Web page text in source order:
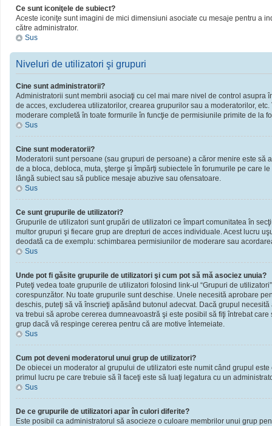
Ce sunt iconiţele de subiect?
Aceste iconiţe sunt imagini de mici dimensiuni asociate cu mesaje pentru a
către administrator.
Sus
Niveluri de utilizatori şi grupuri
Cine sunt administratorii?
Administratorii sunt membrii asociaţi cu cel mai mare nivel de control
de acces, excluderea utilizatorilor, crearea grupurilor sau a moderatorilor,
moderare completă în toate formurile în funcţie de permisiunile primite de la
Sus
Cine sunt moderatorii?
Moderatorii sunt persoane (sau grupuri de persoane) a căror menire este
de a bloca, debloca, muta, şterge şi împărţi subiectele în forumurile pe care
lângă subiect sau să publice mesaje abuzive sau ofensatoare.
Sus
Ce sunt grupurile de utilizatori?
Grupurile de utilizatori sunt grupări de utilizatori ce împart comunitatea în
multor grupuri şi fiecare grup are drepturi de acces individuale. Acest lucru
deodată ca de exemplu: schimbarea permisiunilor de moderare sau
Sus
Unde pot fi găsite grupurile de utilizatori şi cum pot să mă asociez unuia?
Puteţi vedea toate grupurile de utilizatori folosind link-ul “Grupuri de
corespunzător. Nu toate grupurile sunt deschise. Unele necesită aprobare
deschis, puteţi să vă înscrieţi apăsând butonul adecvat. Dacă grupul
va trebui să aprobe cererea dumneavoastră şi este posibil să fiţi întrebat
grup dacă vă respinge cererea pentru că are motive întemeiate.
Sus
Cum pot deveni moderatorul unui grup de utilizatori?
De obiecei un moderator al grupului de utilizatori este numit când grupul
primul lucru pe care trebuie să îl faceţi este să luaţi legatura cu un
Sus
De ce grupurile de utilizatori apar în culori diferite?
Este posibil ca administratorul să asocieze o culoare membrilor unui grup